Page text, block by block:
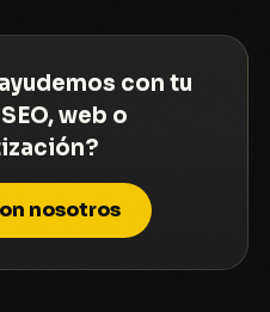
con tu
web o
nosotros